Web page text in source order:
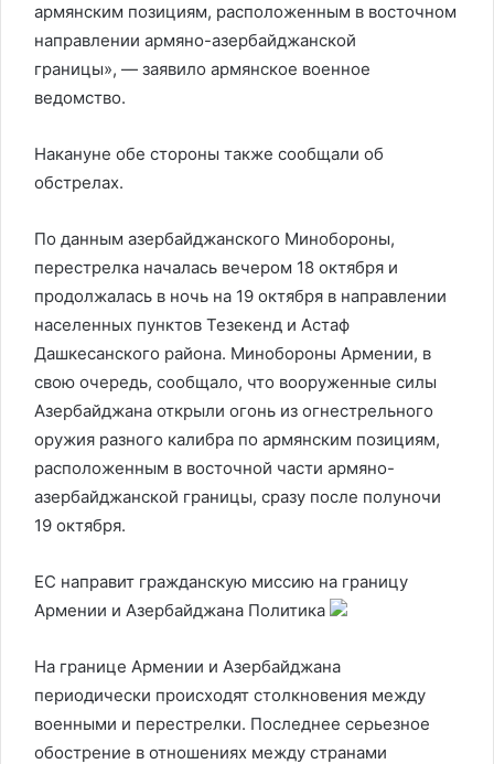
армянским позициям, расположенным в восточном
направлении армяно-азербайджанской
границы», — заявило армянское военное
ведомство.
Накануне обе стороны также сообщали об
обстрелах.
По данным азербайджанского Минобороны,
перестрелка началась вечером 18 октября и
продолжалась в ночь на 19 октября в направлении
населенных пунктов Тезекенд и Астаф
Дашкесанского района. Минобороны Армении, в
свою очередь, сообщало, что вооруженные силы
Азербайджана открыли огонь из огнестрельного
оружия разного калибра по армянским позициям,
расположенным в восточной части армяно-
азербайджанской границы, сразу после полуночи
19 октября.
ЕС направит гражданскую миссию на границу
Армении и Азербайджана Политика
На границе Армении и Азербайджана
периодически происходят столкновения между
военными и перестрелки. Последнее серьезное
обострение в отношениях между странами